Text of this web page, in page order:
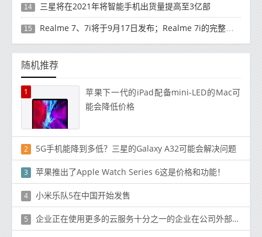
14 三星将在2021年将智能手机出货量提高至3亿部
15 Realme 7、7i将于9月17日发布；Realme 7i的完整规格并导致泄漏
随机推荐
1
苹果下一代的iPad配备mini-LED的Mac可
能会降低价格
2 5G手机能降到多低？三星的Galaxy A32可能会解决问题
3 苹果推出了Apple Watch Series 6这是价格和功能！
4 小米乐队5在中国开始发售
5 企业正在使用更多的云服务十分之一的企业在公司外部共享文档